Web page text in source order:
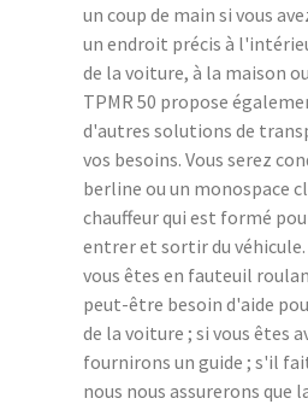
un coup de main si vous
un endroit précis à
de la voiture, à la maison
TPMR 50 propose
d'autres solutions de
vos besoins. Vous serez
berline ou un monospace
chauffeur qui est formé
entrer et sortir du véhicule.
vous êtes en fauteuil
peut-être besoin d'aide
de la voiture ; si vous êtes
fournirons un guide ; s'il
nous nous assurerons que